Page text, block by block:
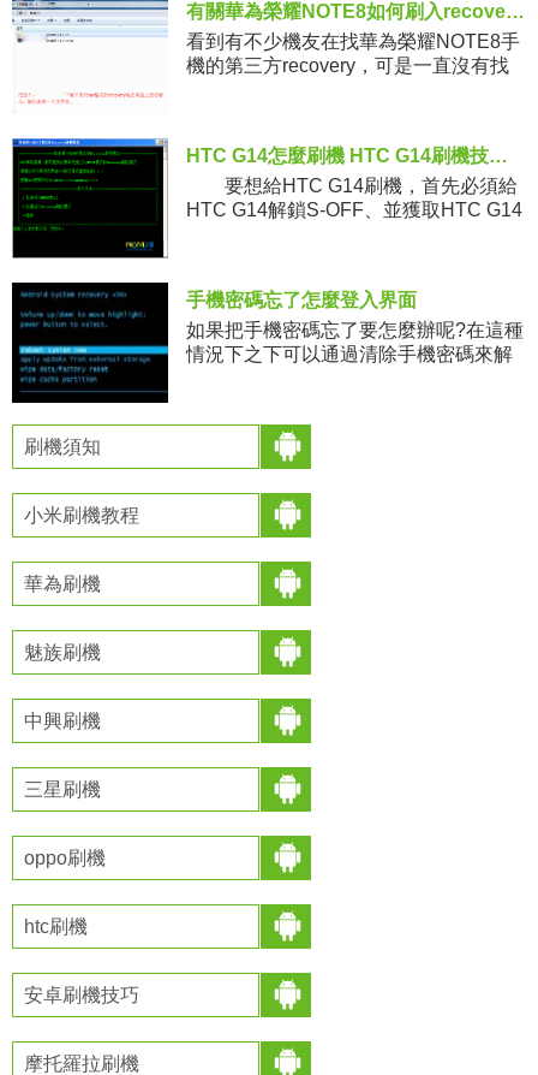
有關華為榮耀NOTE8如何刷入recovery的詳細教程
看到有不少機友在找華為榮耀NOTE8手
機的第三方recovery，可是一直沒有找
HTC G14怎麼刷機 HTC G14刷機技巧教程
要想給HTC G14刷機，首先必須給
HTC G14解鎖S-OFF、並獲取HTC G14
手機密碼忘了怎麼登入界面
如果把手機密碼忘了要怎麼辦呢?在這種
情況下之下可以通過清除手機密碼來解
是把手機緩存和內存上的數據都
刷機須知
小米刷機教程
華為刷機
魅族刷機
中興刷機
三星刷機
oppo刷機
htc刷機
安卓刷機技巧
摩托羅拉刷機